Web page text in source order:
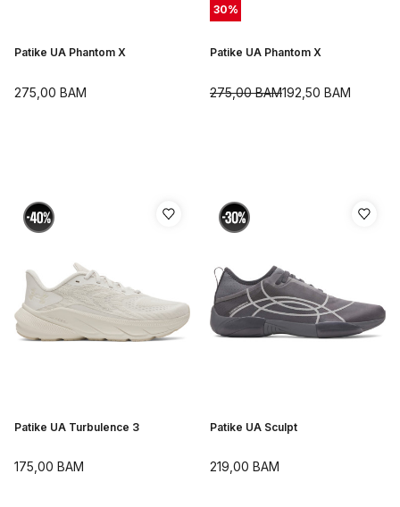
Patike UA Phantom X
275,00 BAM
30%
Patike UA Phantom X
192,50 BAM
275,00BAM
Patike UA Turbulence 3
175,00 BAM
Patike UA Sculpt
219,00 BAM